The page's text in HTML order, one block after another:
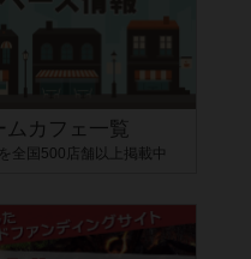
ムカフェ一覧
全国500店舗以上掲載中